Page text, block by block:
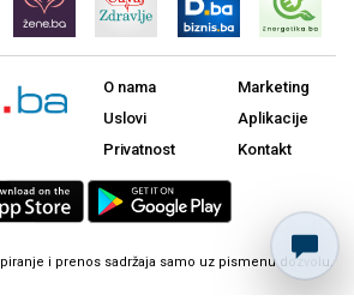
O nama
Uslovi
Privatnost
Marketing
Aplikacije
Kontakt
i prenos sadržaja samo uz pismenu dozvolu.